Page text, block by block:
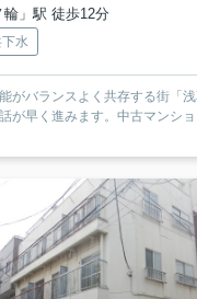
輪」駅 徒歩12分
水
がバランスよく共存する街「
が早く進みます。中古マンシ